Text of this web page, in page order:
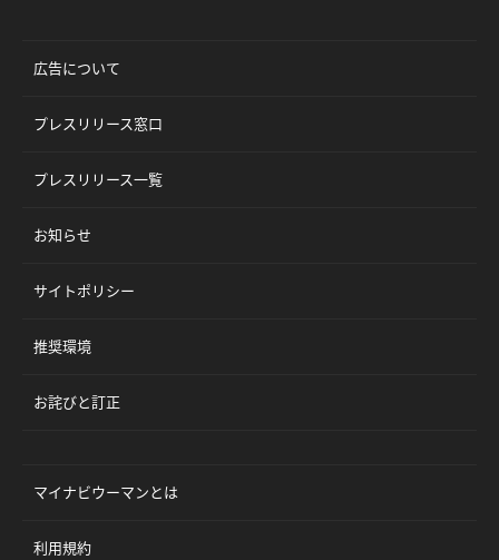
広告について
プレスリリース窓口
プレスリリース一覧
お知らせ
サイトポリシー
推奨環境
お詫びと訂正
マイナビウーマンとは
利用規約